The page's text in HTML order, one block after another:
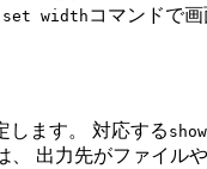
set width コマンドで
します。 対応するshow
出力先がファイル